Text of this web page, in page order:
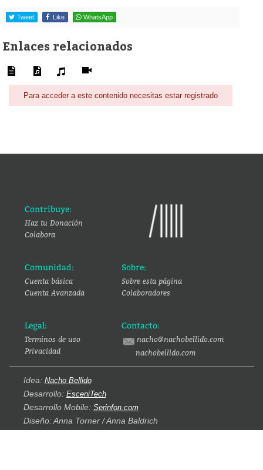
Tweet Like WhatsApp
Enlaces relacionados
Para acceder a este contenido necesitas estar registrado
Contribuye:
Haz tu Donación
Colabora
Comunidad:
Cuenta básica
Cuenta Avanzada
Sobre:
Sobre esta página
Colaboradores
Legal:
Terminos de uso
Privacidad
Contacto:
nacho@nachobellido.com
nachobellido.com
Idea: Nacho Bellido
Desarrollo: EsceniTech
Desarrollo Mobile: Serinfon.com
Diseño: Anna Torner / Anna Baldrich